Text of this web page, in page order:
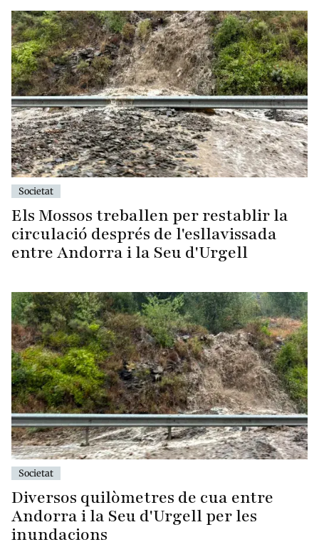
Societat
Els Mossos treballen per restablir la
circulació després de l'esllavissada
entre Andorra i la Seu d'Urgell
Societat
Diversos quilòmetres de cua entre
Andorra i la Seu d'Urgell per les
inundacions